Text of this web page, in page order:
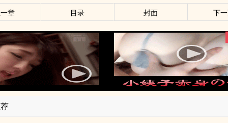
章 目录 封面 下